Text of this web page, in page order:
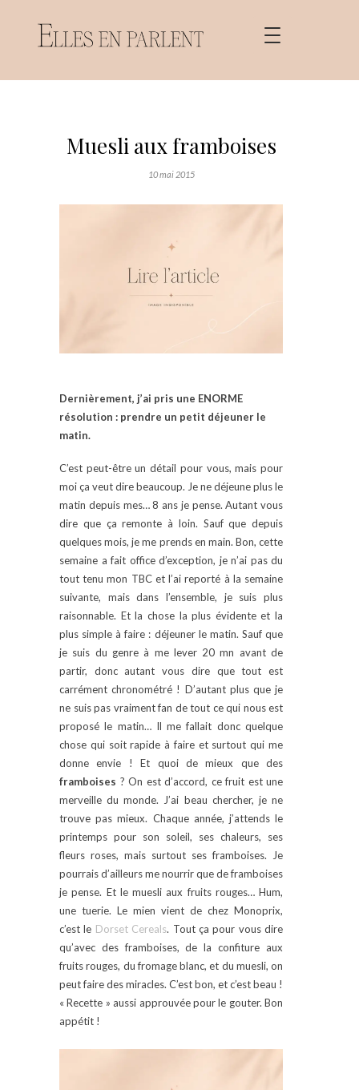
Muesli aux framboises
10 mai 2015
Dernièrement, j’ai pris une ENORME
résolution : prendre un petit déjeuner le
matin.
C’est peut-être un détail pour vous, mais pour
moi ça veut dire beaucoup. Je ne déjeune plus le
matin depuis mes… 8 ans je pense. Autant vous
dire que ça remonte à loin. Sauf que depuis
quelques mois, je me prends en main. Bon, cette
semaine a fait office d’exception, je n’ai pas du
tout tenu mon TBC et l’ai reporté à la semaine
suivante, mais dans l’ensemble, je suis plus
raisonnable. Et la chose la plus évidente et la
plus simple à faire : déjeuner le matin. Sauf que
je suis du genre à me lever 20 mn avant de
partir, donc autant vous dire que tout est
carrément chronométré ! D’autant plus que je
ne suis pas vraiment fan de tout ce qui nous est
proposé le matin… Il me fallait donc quelque
chose qui soit rapide à faire et surtout qui me
donne envie ! Et quoi de mieux que des
framboises ? On est d’accord, ce fruit est une
merveille du monde. J’ai beau chercher, je ne
trouve pas mieux. Chaque année, j’attends le
printemps pour son soleil, ses chaleurs, ses
fleurs roses, mais surtout ses framboises. Je
pourrais d’ailleurs me nourrir que de framboises
je pense. Et le muesli aux fruits rouges… Hum,
une tuerie. Le mien vient de chez Monoprix,
c’est le Dorset Cereals. Tout ça pour vous dire
qu’avec des framboises, de la confiture aux
fruits rouges, du fromage blanc, et du muesli, on
peut faire des miracles. C’est bon, et c’est beau !
« Recette » aussi approuvée pour le gouter. Bon
appétit !